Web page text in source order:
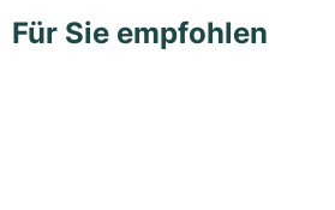
Für Sie empfohlen